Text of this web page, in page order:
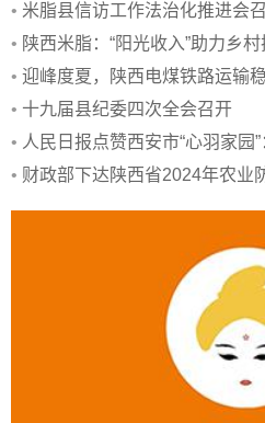
• 米脂县信访工作法治化推进会
• 陕西米脂：“阳光收入”助力乡
• 迎峰度夏，陕西电煤铁路运输
• 十九届县纪委四次全会召开
• 人民日报点赞西安市“心羽家园
• 财政部下达陕西省2024年农业